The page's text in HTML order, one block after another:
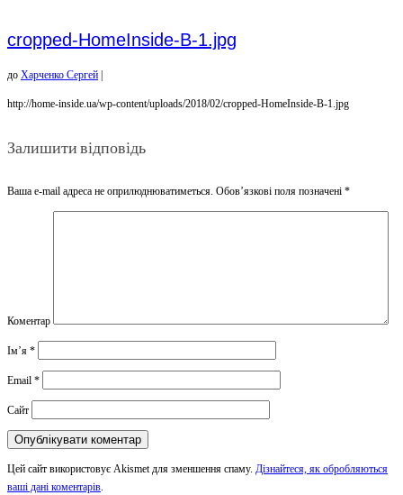
cropped-HomeInside-B-1.jpg
до Харченко Сергей
http://home-inside.ua/wp-content/uploads/2018/02/cropped-HomeInside-B-1.jpg
Залишити відповідь
Ваша e-mail адреса не оприлюднюватиметься. Обов’язкові поля позначені *
Коментар
Ім’я *
Email *
Сайт
Цей сайт використовує Akismet для зменшення спаму. Дізнайтеся, як обробляються
ваші дані коментарів.